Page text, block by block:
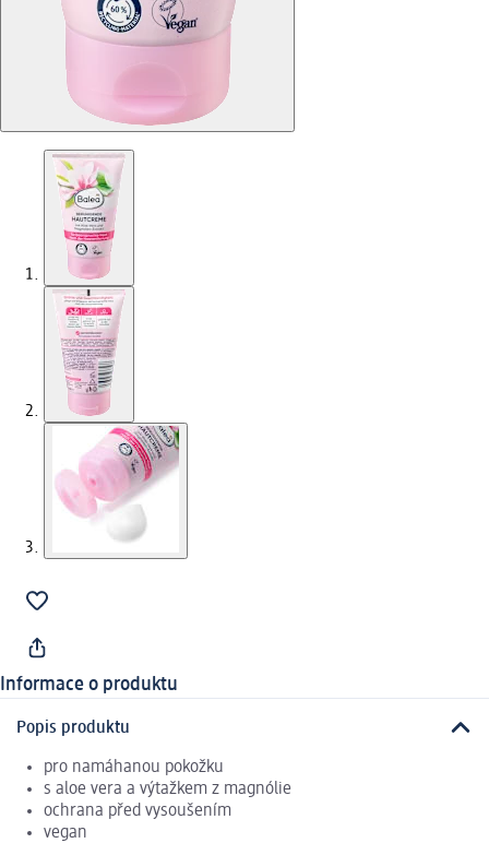
Informace o produktu
Popis produktu
pro namáhanou pokožku
s aloe vera a výtažkem z magnólie
ochrana před vysoušením
vegan